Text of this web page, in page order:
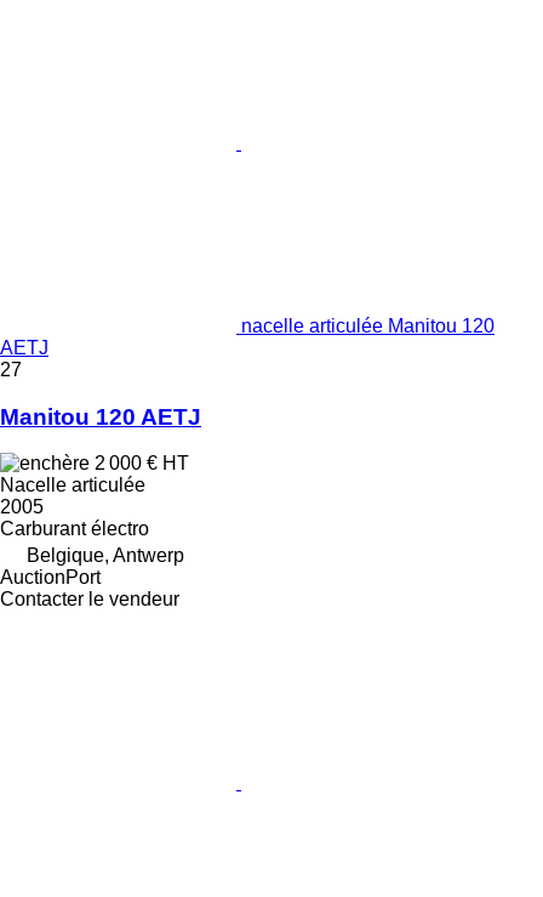
nacelle articulée Manitou 120
AETJ
27
Manitou 120 AETJ
2 000 € HT
Nacelle articulée
2005
Carburant électro
Belgique, Antwerp
AuctionPort
Contacter le vendeur